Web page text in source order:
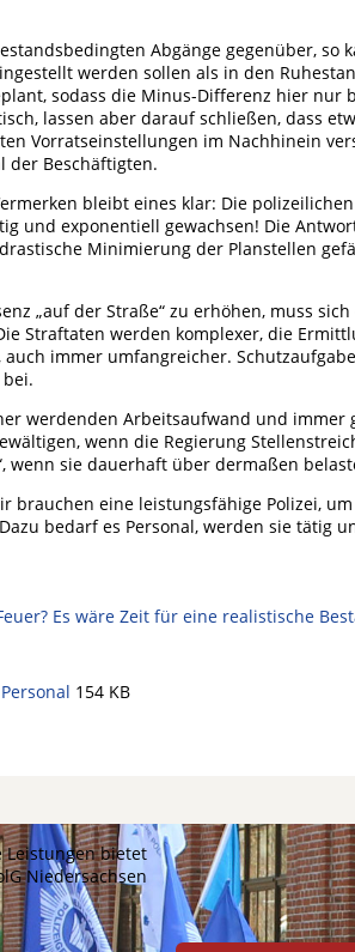
Abgänge gegenüber, so
werden sollen als in den
sodass die Minus-Differenz hier nur
lassen aber darauf schließen, dass
Vorratseinstellungen im Nachhinein
der Beschäftigten.
bleibt eines klar: Die
und exponentiell gewachsen! Die
Minimierung der Planstellen
„auf der Straße“ zu erhöhen, muss
Straftaten werden komplexer, die
immer umfangreicher.
werdenden Arbeitsaufwand und immer
wenn die Regierung
wenn sie dauerhaft über dermaßen
brauchen eine leistungsfähige Polizei,
bedarf es Personal, werden sie tätig
Es wäre Zeit für eine realistische
154 KB
Leistungen bietet
Niedersachsen